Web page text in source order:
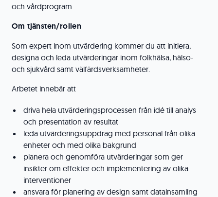
och vårdprogram.
Om tjänsten/rollen
Som expert inom utvärdering kommer du att initiera,
designa och leda utvärderingar inom folkhälsa, hälso-
och sjukvård samt välfärdsverksamheter.
Arbetet innebär att
driva hela utvärderingsprocessen från idé till analys
och presentation av resultat
leda utvärderingsuppdrag med personal från olika
enheter och med olika bakgrund
planera och genomföra utvärderingar som ger
insikter om effekter och implementering av olika
interventioner
ansvara för planering av design samt datainsamling